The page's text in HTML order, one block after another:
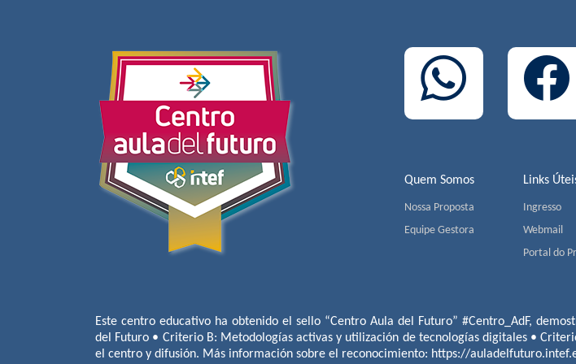
Quem Somos
Nossa Proposta
Equipe Gestora
Links
Ingresso
Webmail
Portal do
Este centro educativo ha obtenido el sello “Centro Aula del Futuro” #Centro_AdF,
del Futuro • Criterio B: Metodologías activas y utilización de tecnologías digitales •
el centro y difusión. Más información sobre el reconocimiento: https://